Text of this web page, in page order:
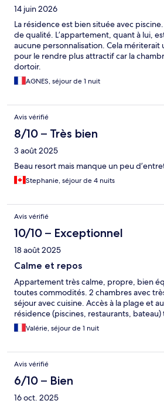
14 juin 2026
La résidence est bien située avec
de qualité. L’appartement, quant à lui,
aucune personnalisation. Cela
pour le rendre plus attractif car la
dortoir.
AGNES, séjour de 1 nuit
Avis vérifié
8/10 – Très bien
3 août 2025
Beau resort mais manque un peu
Stephanie, séjour de 4 nuits
Avis vérifié
10/10 – Exceptionnel
18 août 2025
Calme et repos
Appartement très calme, propre, bien
toutes commodités. 2 chambres avec
séjour avec cuisine. Accès à la plage et
résidence (piscines, restaurants,
Valérie, séjour de 1 nuit
Avis vérifié
6/10 – Bien
16 oct. 2025